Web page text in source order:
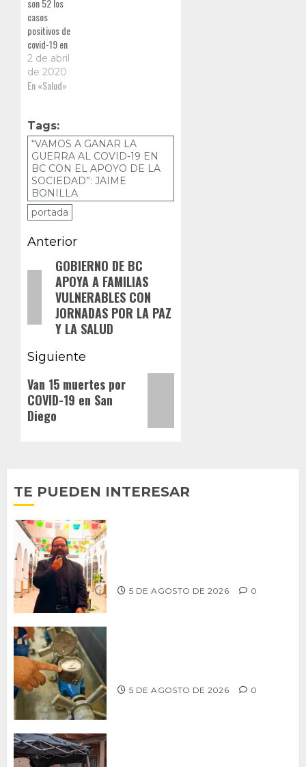
casos
positivos de
covid-19 en
BC, los cuales
31 de ellos se
encuentran el
en Tijuana,
además de
que son 176
casos
sospechosos
2 de abril
de 2020
En «Salud»
Tags:
“VAMOS A GANAR LA
GUERRA AL COVID-19 EN
BC CON EL APOYO DE LA
SOCIEDAD”: JAIME
BONILLA
portada
Navegación
de
entradas
Anterior
Entrada
anterior:
GOBIERNO DE BC
APOYA A FAMILIAS
VULNERABLES CON
JORNADAS POR LA PAZ
Y LA SALUD
Siguiente
Siguiente
entrada:
Van 15 muertes por
COVID-19 en San
Diego
TE PUEDEN INTERESAR
5 DE AGOSTO DE 2026 0
5 DE AGOSTO DE 2026 0